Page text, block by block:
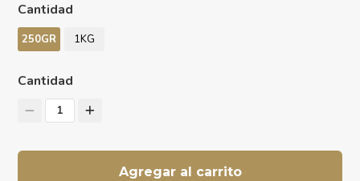
Cantidad
250GR 1KG
Cantidad
1
Agregar al carrito